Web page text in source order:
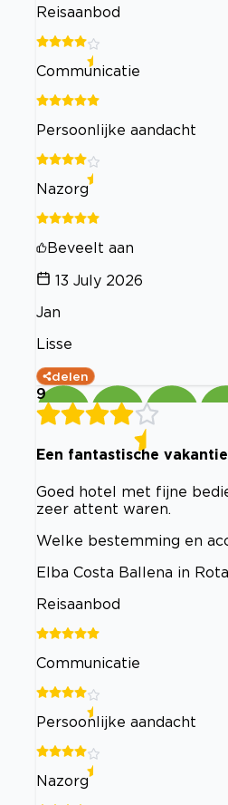
Reisaanbod
Communicatie
Persoonlijke aandacht
Nazorg
Beveelt aan
13 July 2026
Jan
Lisse
delen
9
Een fantastische
Goed hotel met fijne
zeer attent waren.
Welke bestemming en
Elba Costa Ballena in Rota
Reisaanbod
Communicatie
Persoonlijke aandacht
Nazorg